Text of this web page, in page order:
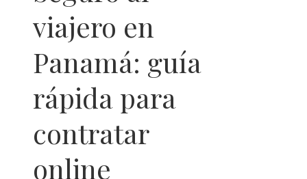
viajero en
Panamá: guía
rápida para
contratar
online